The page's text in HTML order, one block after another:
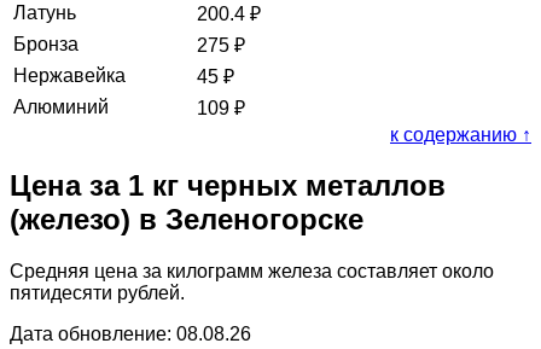
Латунь
200.4 ₽
Бронза
275 ₽
Нержавейка
45 ₽
Алюминий
109 ₽
к содержанию ↑
Цена за 1 кг черных металлов
(железо) в Зеленогорске
Средняя цена за килограмм железа составляет около
пятидесяти рублей.
Дата обновление: 08.08.26